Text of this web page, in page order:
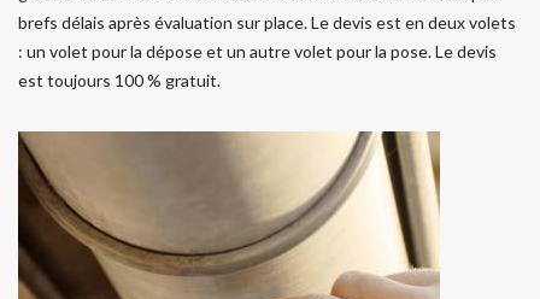
brefs délais après évaluation sur place. Le devis est en deux volets
: un volet pour la dépose et un autre volet pour la pose. Le devis
est toujours 100 % gratuit.